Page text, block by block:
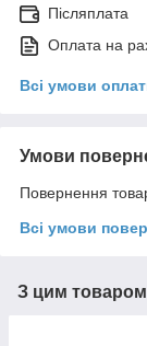
Післяплата
Оплата на
Всі умови
Умови
Повернення
Всі умови
З цим